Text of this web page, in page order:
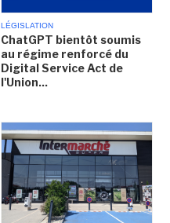
LÉGISLATION
ChatGPT bientôt soumis
au régime renforcé du
Digital Service Act de
l'Union...